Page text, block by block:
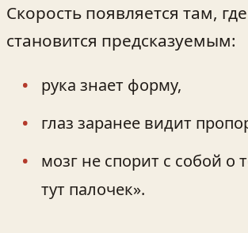
Скорость появляется там,
становится предсказуемым:
рука знает форму,
глаз заранее видит
мозг не спорит с собой о
тут палочек».